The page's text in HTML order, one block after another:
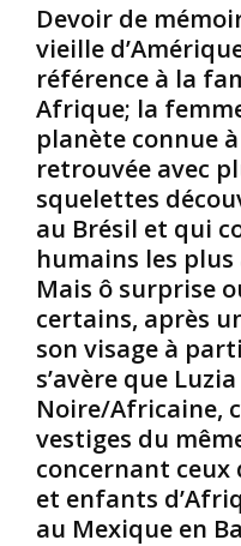
Devoir de
vieille
référence à la
Afrique; la
planète connue
retrouvée avec
squelettes
au Brésil et qui
humains les plus
Mais ô surprise
certains, après
son visage à
s’avère que
Noire/Africaine,
vestiges du
concernant ceux
et enfants
au Mexique en